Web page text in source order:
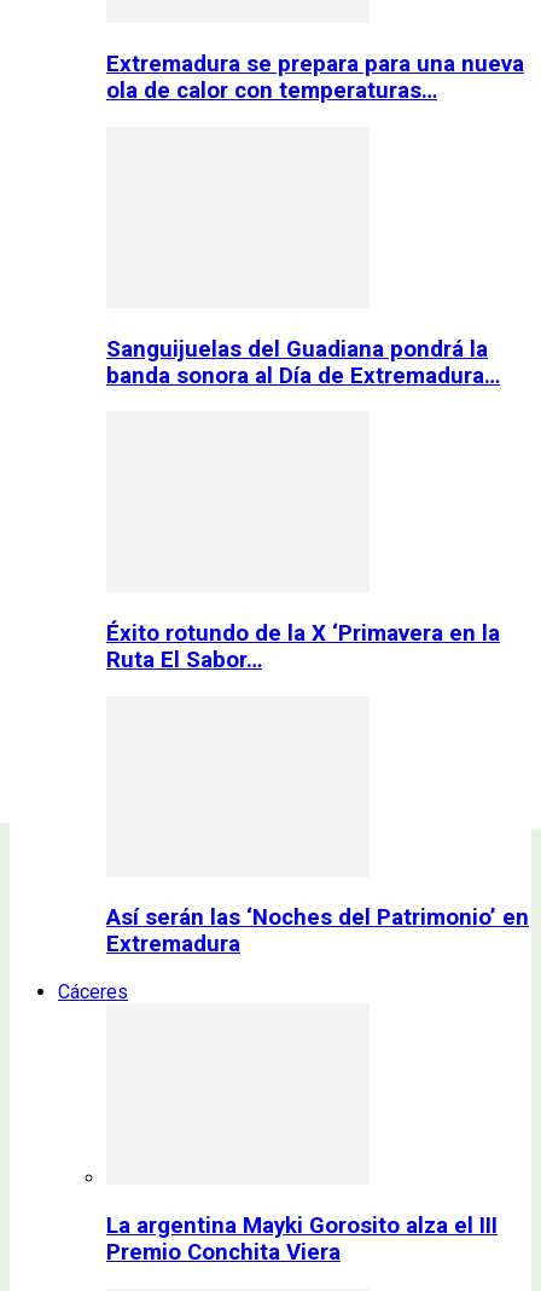
Extremadura se prepara para una nueva
ola de calor con temperaturas…
Sanguijuelas del Guadiana pondrá la
banda sonora al Día de Extremadura…
Éxito rotundo de la X ‘Primavera en la
Ruta El Sabor…
Así serán las ‘Noches del Patrimonio’ en
Extremadura
Cáceres
La argentina Mayki Gorosito alza el III
Premio Conchita Viera